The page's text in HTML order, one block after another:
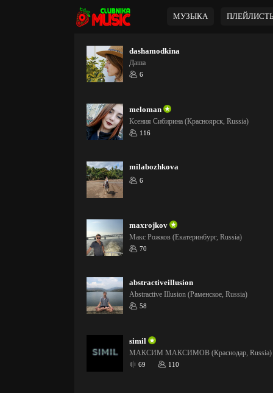
МУЗЫКА
dashamodkina
Даша
6
meloman
Ксения Сибирина (Красноярск, Russia)
116
milabozhkova
6
maxrojkov
Макс Рожков (Екатеринбург, Russia)
70
abstractiveillusion
Abstractive Illusion (Раменское, Russia)
58
simil
МАКСИМ МАКСИМОВ (Краснодар, Russia)
69 110